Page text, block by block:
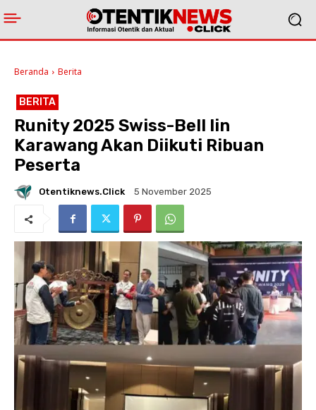
Beranda Berita
BERITA
Runity 2025 Swiss-Bell Iin
Karawang Akan Diikuti Ribuan
Peserta
Otentiknews.click 5 November 2025